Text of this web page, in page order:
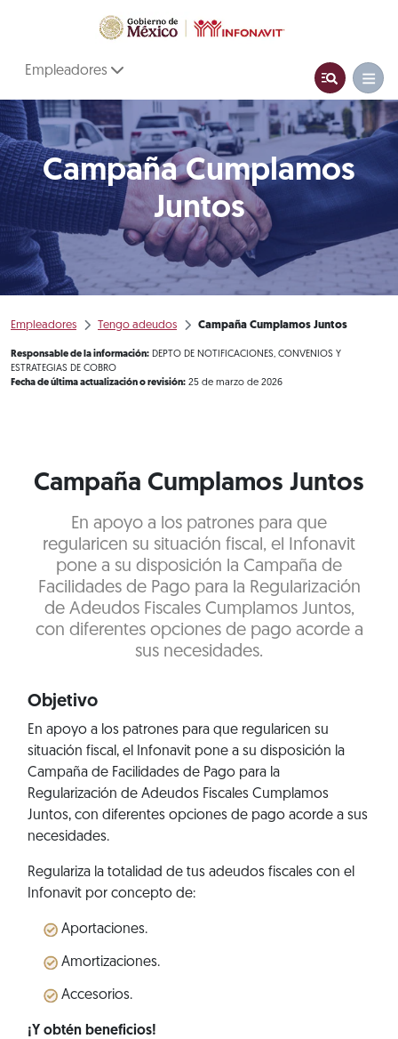
Empleadores
Campaña Cumplamos
Juntos
Empleadores Tengo adeudos Campaña Cumplamos Juntos
Responsable de la información: DEPTO DE NOTIFICACIONES, CONVENIOS Y
ESTRATEGIAS DE COBRO
Fecha de última actualización o revisión: 25 de marzo de 2026
Campaña Cumplamos Juntos
En apoyo a los patrones para que
regularicen su situación fiscal, el Infonavit
pone a su disposición la Campaña de
Facilidades de Pago para la Regularización
de Adeudos Fiscales Cumplamos Juntos,
con diferentes opciones de pago acorde a
sus necesidades.
Objetivo
En apoyo a los patrones para que regularicen su
situación fiscal, el Infonavit pone a su disposición la
Campaña de Facilidades de Pago para la
Regularización de Adeudos Fiscales Cumplamos
Juntos, con diferentes opciones de pago acorde a sus
necesidades.
Regulariza la totalidad de tus adeudos fiscales con el
Infonavit por concepto de:
Aportaciones.
Amortizaciones.
Accesorios.
¡Y obtén beneficios!